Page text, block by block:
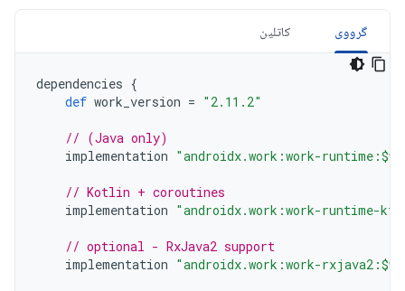
گرووی کاتلین
dependencies {
def work_version = "2.11.2"
// (Java only)
implementation "androidx.work:work-
// Kotlin + coroutines
implementation "androidx.work:work-runtime-
// optional - RxJava2 support
implementation "androidx.work:work-